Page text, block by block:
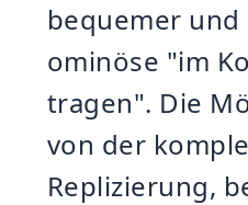
bequemer und
ominöse "im
tragen". Die
von der
Replizierung,